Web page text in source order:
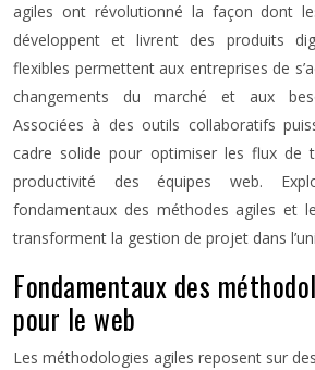
agiles ont révolutionné la façon dont
développent et livrent des produits
flexibles permettent aux entreprises de
changements du marché et aux
Associées à des outils collaboratifs
cadre solide pour optimiser les flux de
productivité des équipes web.
fondamentaux des méthodes agiles et
transforment la gestion de projet dans
Fondamentaux des
pour le web
Les méthodologies agiles reposent sur